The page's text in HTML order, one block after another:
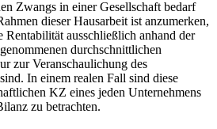
Zwangs in einer Gesellschaft bedarf
dieser Hausarbeit ist anzumerken,
Rentabilität ausschließlich anhand der
durchschnittlichen
zur Veranschaulichung des
In einem realen Fall sind diese
KZ eines jeden Unternehmens
zu betrachten.